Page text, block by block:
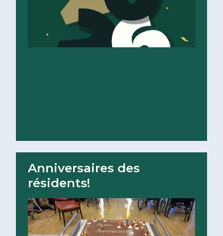
Lire la suite
Anniversaires des
résidents!